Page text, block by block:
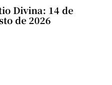
Divina: 14 de
de 2026